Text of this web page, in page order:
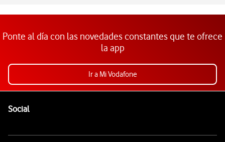
Ponte al día con las novedades constantes que te ofrece
la app
Ir a Mi Vodafone
SocialEnlaces a las redes sociales de Vodafone